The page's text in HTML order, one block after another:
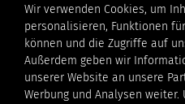
Wir verwenden Cookies, um
personalisieren, Funktionen
können und die Zugriffe auf
Außerdem geben wir
unserer Website an unsere
Werbung und Analysen